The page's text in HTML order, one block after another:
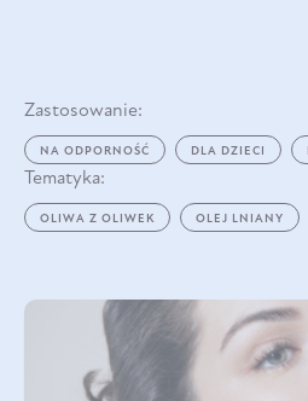
Zastosowanie:
NA ODPORNOŚĆ DLA DZIECI
Tematyka:
OLIWA Z OLIWEK OLEJ LNIANY